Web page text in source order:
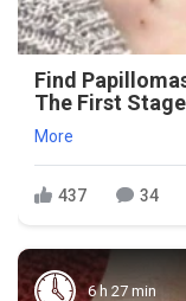
Find
The First
More
437 34
6 h 27 min